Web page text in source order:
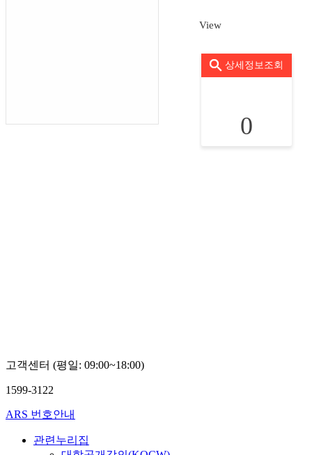
View
상세정보조회
0
고객센터 (평일: 09:00~18:00)
1599-3122
ARS 번호안내
관련누리집